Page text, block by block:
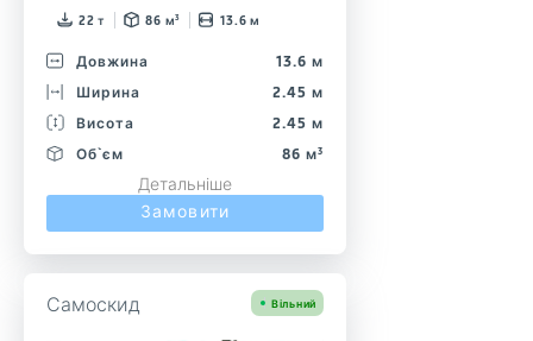
22 т 86 м³ 13.6 м
Довжина
13.6 м
Ширина
2.45 м
Висота
2.45 м
Об`єм
86 м³
Детальніше
Замовити
Самоскид Вільний